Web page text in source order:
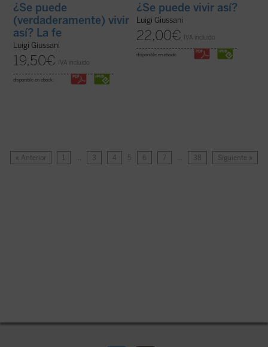
¿Se puede
(verdaderamente) vivir
así? La fe
Luigi Giussani
19,50€ IVA incluido
disponible en ebook:
¿Se puede vivir así?
Luigi Giussani
22,00€ IVA incluido
disponible en ebook:
« Anterior 1 … 3 4 5 6 7 … 38 Siguiente »